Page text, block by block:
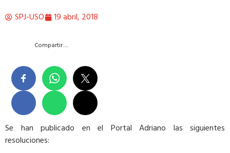
SPJ-USO 19 abril, 2018
Compartir….
Se han publicado en el Portal Adriano las siguientes
resoluciones: